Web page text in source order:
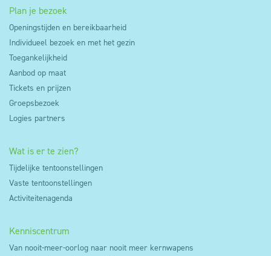
Plan je bezoek
Openingstijden en bereikbaarheid
Individueel bezoek en met het gezin
Toegankelijkheid
Aanbod op maat
Tickets en prijzen
Groepsbezoek
Logies partners
Wat is er te zien?
Tijdelijke tentoonstellingen
Vaste tentoonstellingen
Activiteitenagenda
Kenniscentrum
Van nooit-meer-oorlog naar nooit meer kernwapens